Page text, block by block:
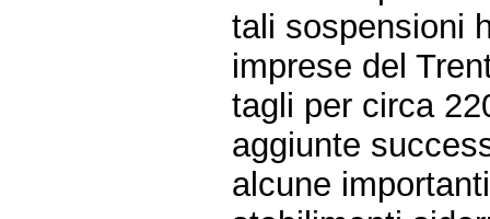
tali sospensioni
imprese del
tagli per circa
aggiunte
alcune